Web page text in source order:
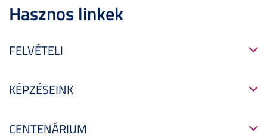
Hasznos linkek
FELVÉTELI
KÉPZÉSEINK
CENTENÁRIUM